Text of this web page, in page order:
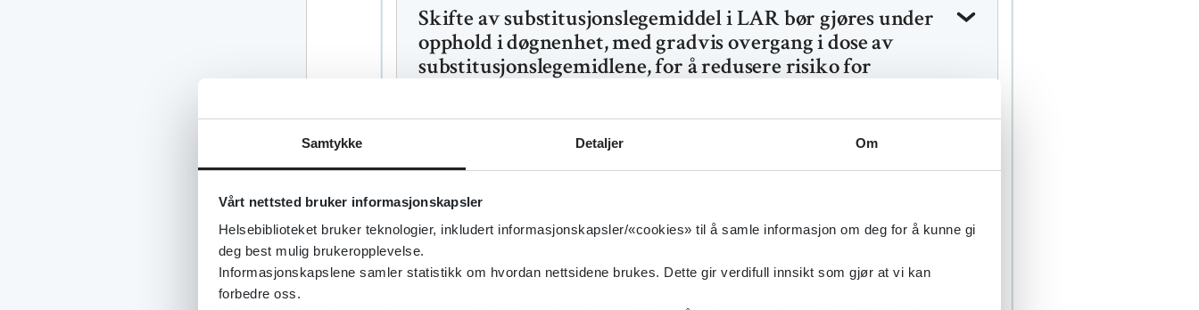
Samtykke Detaljer Om
Vårt nettsted bruker informasjonskapsler
Helsebiblioteket bruker teknologier, inkludert informasjonskapsler/«cookies» til å samle informasjon om deg for å kunne gi
deg best mulig brukeropplevelse.
Informasjonskapslene samler statistikk om hvordan nettsidene brukes. Dette gir verdifull innsikt som gjør at vi kan
forbedre oss.
Skifte av substitusjonslegemiddel i LAR bør gjøres under
opphold i døgnenhet, med gradvis overgang i dose av
substitusjonslegemidlene, for å redusere risiko for
Pasienter i LAR som etter vurdering sammen med lege
ønsker å trappe ned sitt substitusjonslegemiddel, bør